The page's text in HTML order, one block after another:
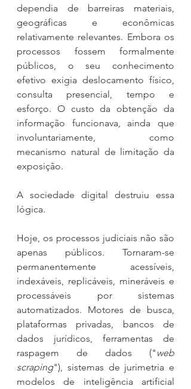
dependia de barreiras materiais,
geográficas e econômicas
relativamente relevantes. Embora os
processos fossem formalmente
públicos, o seu conhecimento
efetivo exigia deslocamento físico,
consulta presencial, tempo e
esforço. O custo da obtenção da
informação funcionava, ainda que
involuntariamente, como
mecanismo natural de limitação da
exposição.
A sociedade digital destruiu essa
lógica.
Hoje, os processos judiciais não são
apenas públicos. Tornaram-se
permanentemente acessíveis,
indexáveis, replicáveis, mineráveis e
processáveis por sistemas
automatizados. Motores de busca,
plataformas privadas, bancos de
dados jurídicos, ferramentas de
raspagem de dados (" web
scraping"), sistemas de jurimetria e
modelos de inteligência artificial